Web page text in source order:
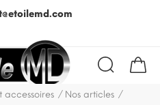
accessoires
Nos articles